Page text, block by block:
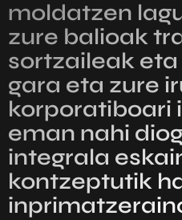
moldatzen
zure balioak
sortzaileak
gara eta zure
korporatiboari
eman nahi
integrala
kontzeptutik